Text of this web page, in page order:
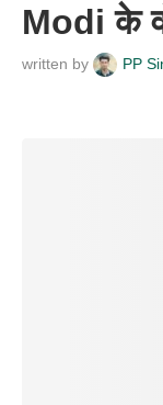
Modi के
written by PP